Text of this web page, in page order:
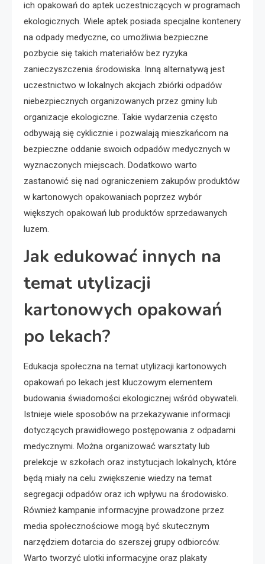
ich opakowań do aptek uczestniczących w programach
ekologicznych. Wiele aptek posiada specjalne kontenery
na odpady medyczne, co umożliwia bezpieczne
pozbycie się takich materiałów bez ryzyka
zanieczyszczenia środowiska. Inną alternatywą jest
uczestnictwo w lokalnych akcjach zbiórki odpadów
niebezpiecznych organizowanych przez gminy lub
organizacje ekologiczne. Takie wydarzenia często
odbywają się cyklicznie i pozwalają mieszkańcom na
bezpieczne oddanie swoich odpadów medycznych w
wyznaczonych miejscach. Dodatkowo warto
zastanowić się nad ograniczeniem zakupów produktów
w kartonowych opakowaniach poprzez wybór
większych opakowań lub produktów sprzedawanych
luzem.
Jak edukować innych na
temat utylizacji
kartonowych opakowań
po lekach?
Edukacja społeczna na temat utylizacji kartonowych
opakowań po lekach jest kluczowym elementem
budowania świadomości ekologicznej wśród obywateli.
Istnieje wiele sposobów na przekazywanie informacji
dotyczących prawidłowego postępowania z odpadami
medycznymi. Można organizować warsztaty lub
prelekcje w szkołach oraz instytucjach lokalnych, które
będą miały na celu zwiększenie wiedzy na temat
segregacji odpadów oraz ich wpływu na środowisko.
Również kampanie informacyjne prowadzone przez
media społecznościowe mogą być skutecznym
narzędziem dotarcia do szerszej grupy odbiorców.
Warto tworzyć ulotki informacyjne oraz plakaty